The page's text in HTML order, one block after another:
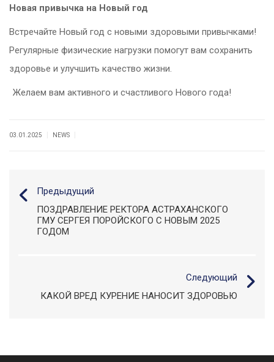
Новая привычка на Новый год
Встречайте Новый год с новыми здоровыми привычками!
Регулярные физические нагрузки помогут вам сохранить
здоровье и улучшить качество жизни.
Желаем вам активного и счастливого Нового года!
03.01.2025 NEWS
Предыдущий
ПОЗДРАВЛЕНИЕ РЕКТОРА АСТРАХАНСКОГО
ГМУ СЕРГЕЯ ПОРОЙСКОГО С НОВЫМ 2025
ГОДОМ
Следующий
КАКОЙ ВРЕД КУРЕНИЕ НАНОСИТ ЗДОРОВЬЮ